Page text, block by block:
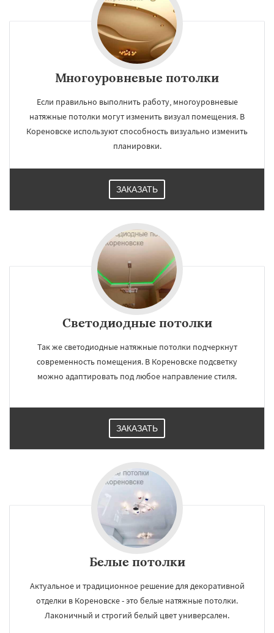
Многоуровневые потолки
Если правильно выполнить работу, многоуровневые
натяжные потолки могут изменить визуал помещения. В
Кореновске используют способность визуально изменить
планировки.
ЗАКАЗАТЬ
Светодиодные потолки
Так же светодиодные натяжные потолки подчеркнут
современность помещения. В Кореновске подсветку
можно адаптировать под любое направление стиля.
ЗАКАЗАТЬ
Белые потолки
Актуальное и традиционное решение для декоративной
отделки в Кореновске - это белые натяжные потолки.
Лаконичный и строгий белый цвет универсален.